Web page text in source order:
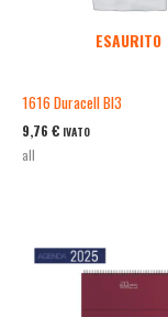
ESAURITO
1616 Duracell Bl3
9,76 € IVATO
all